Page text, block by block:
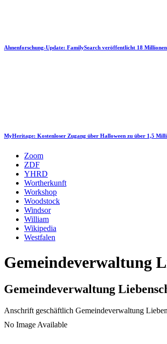
Ahnenforschung-Update: FamilySearch veröffentlicht 18 Millionen
MyHeritage: Kostenloser Zugang über Halloween zu über 1,5
Zoom
ZDF
YHRD
Wortherkunft
Workshop
Woodstock
Windsor
William
Wikipedia
Westfalen
Gemeindeverwaltung
Gemeindeverwaltung
Anschrift geschäftlich Gemeindeverwaltung
No Image Available